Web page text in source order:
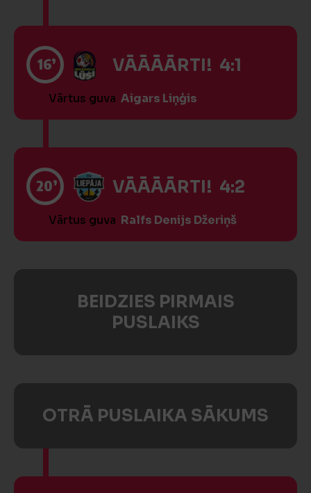
16’ VĀĀĀĀRTI! 4:1
Vārtus guva Aigars Liņģis
20’ VĀĀĀĀRTI! 4:2
Vārtus guva Ralfs Denijs Džeriņš
BEIDZIES PIRMAIS
PUSLAIKS
OTRĀ PUSLAIKA SĀKUMS